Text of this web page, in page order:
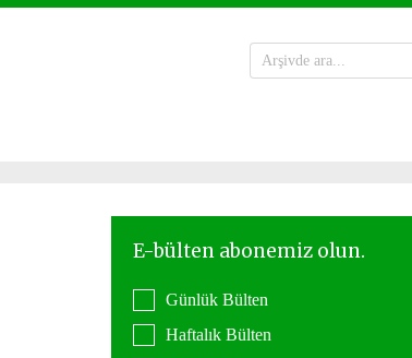
Günlük Bülten
Haftalık Bülten